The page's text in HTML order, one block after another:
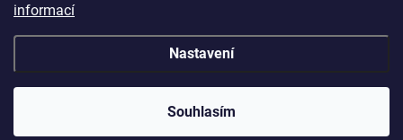
informací
Nastavení
Souhlasím
Boxingbombs.cz . Všechna práva vyhrazena.